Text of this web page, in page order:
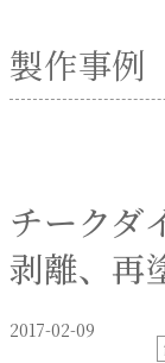
製作事例
チークダ
剥離、再
2017-02-09